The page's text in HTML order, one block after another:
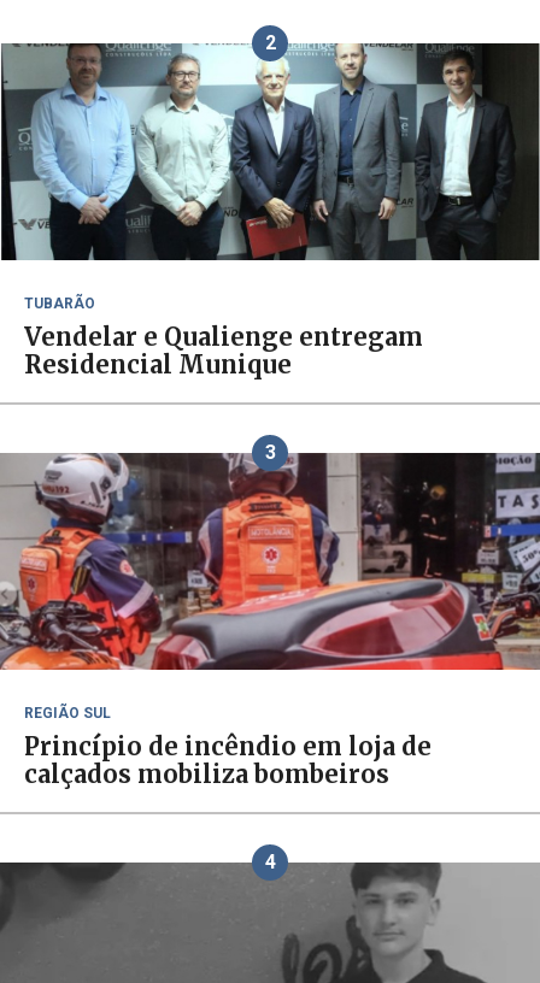
2
TUBARÃO
Vendelar e Qualienge entregam
Residencial Munique
3
REGIÃO SUL
Princípio de incêndio em loja de
calçados mobiliza bombeiros
4